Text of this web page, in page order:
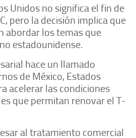
Unidos no significa el fin de
pero la decisión implica que
abordar los temas que
estadounidense.
hace un llamado
de México, Estados
acelerar las condiciones
que permitan renovar el T-
al tratamiento comercial